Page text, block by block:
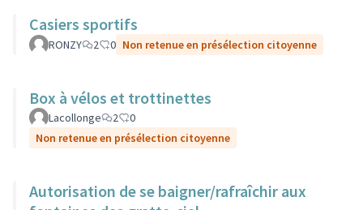
Casiers sportifs
RONZY 2 0 Non retenue en présélection citoyenne
Box à vélos et trottinettes
Lacollonge 2
0
Non retenue en présélection citoyenne
Autorisation de se baigner/rafraîchir aux